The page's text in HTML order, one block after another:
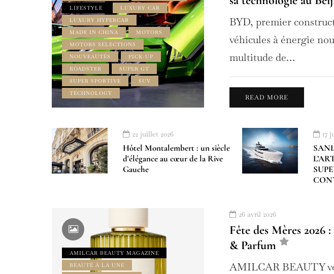
LIFESTYLE
LUXURY CAR
LUXURY HYPERCAR
MADE IN CHINA
MOTORS
MOTORS SELECTIONS
NOUVEAUTÉS
PICK-UP
ROADSTER
SUPER GT
SUPER SPORTIVE
SUV
TECHNOLOGY
BYD, premier
véhicules à énergie
multitude de…
READ MORE
22 juillet 2026
Hôtel Montalembert : un siècle
d'élégance au cœur de la Rive
Gauche
17
AMILCAR BEAUTY MAGAZINE
BEAUTÉ À LA UNE
26 avril 2026
Fête des Mères 2026
& Parfum
AMILCAR BEAUTY